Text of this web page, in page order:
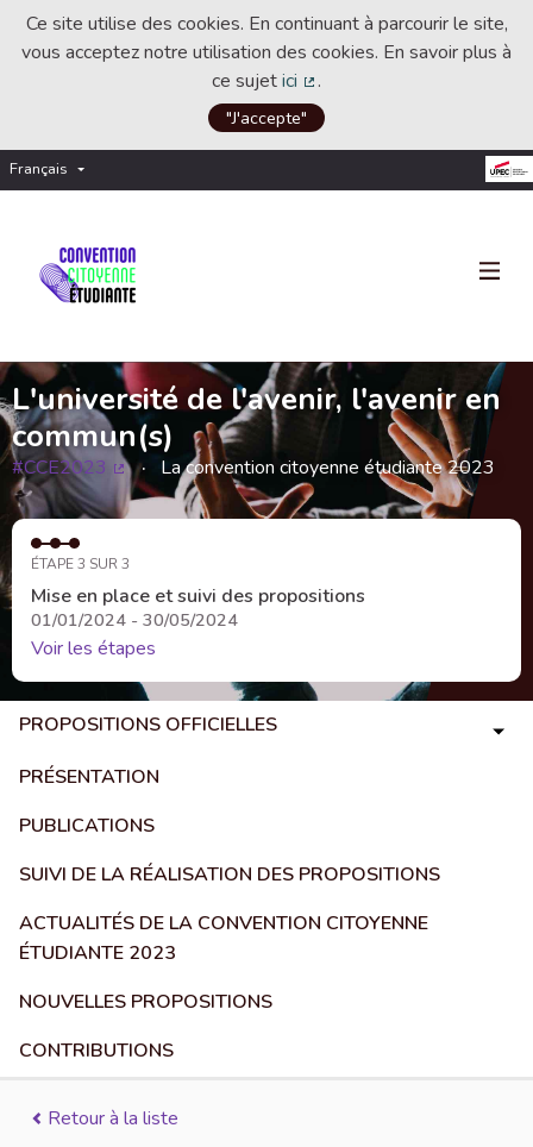
Ce site utilise des cookies. En continuant à parcourir le site,
vous acceptez notre utilisation des cookies. En savoir plus à
ce sujetici
(Lien externe)
.
"J'accepte"
Français Choisir la langue
L'université de l'avenir, l'avenir en
commun(s)
#CCE2023
(Lien externe)
La convention citoyenne étudiante 2023
ÉTAPE 3 SUR 3
Mise en place et suivi des propositions
01/01/2024 - 30/05/2024
Voir les étapes
PROPOSITIONS OFFICIELLES
PRÉSENTATION
PUBLICATIONS
SUIVI DE LA RÉALISATION DES PROPOSITIONS
ACTUALITÉS DE LA CONVENTION CITOYENNE
ÉTUDIANTE 2023
NOUVELLES PROPOSITIONS
CONTRIBUTIONS
Retour à la liste